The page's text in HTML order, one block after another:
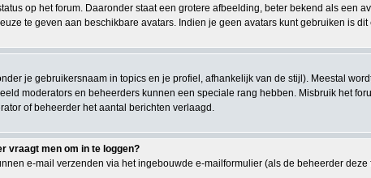
op het forum. Daaronder staat een grotere afbeelding, beter bekend als een
te geven aan beschikbare avatars. Indien je geen avatars kunt gebruiken is
je gebruikersnaam in topics en je profiel, afhankelijk van de stijl). Meestal
moderators en beheerders kunnen een speciale rang hebben. Misbruik het
of beheerder het aantal berichten verlaagd.
vraagt men om in te loggen?
e-mail verzenden via het ingebouwde e-mailformulier (als de beheerder